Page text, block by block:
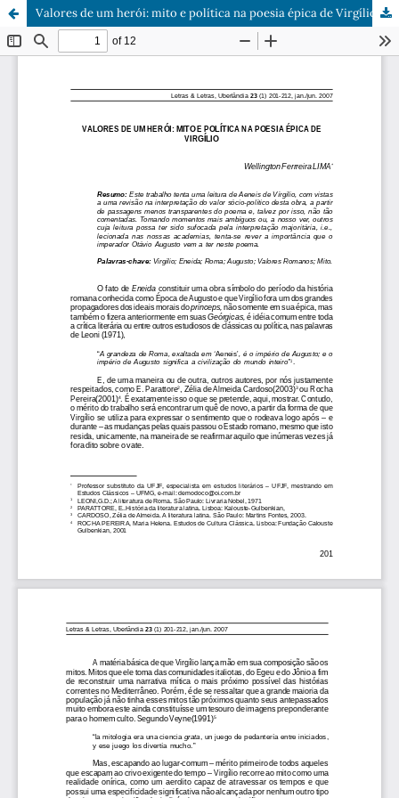
Valores de um herói: mito e política na poesia épica de Virgílio